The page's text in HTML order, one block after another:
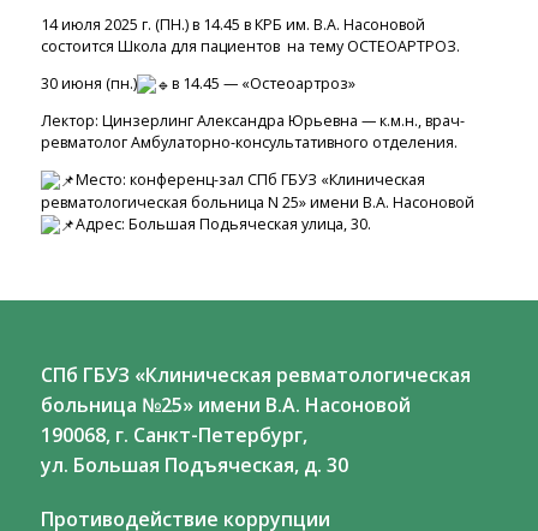
14 июля 2025 г. (ПН.) в 14.45 в КРБ им. В.А. Насоновой
состоится Школа для пациентов на тему ОСТЕОАРТРОЗ.
30 июня (пн.)
в 14.45 — «Остеоартроз»
Лектор: Цинзерлинг Александра Юрьевна — к.м.н., врач-
ревматолог Амбулаторно-консультативного отделения.
Место: конференц-зал СПб ГБУЗ «Клиническая
ревматологическая больница N 25» имени В.А. Насоновой
Адрес: Большая Подьяческая улица, 30.
СПб ГБУЗ «Клиническая ревматологическая
больница №25» имени В.А. Насоновой
190068, г. Санкт-Петербург,
ул. Большая Подъяческая, д. 30
Противодействие коррупции